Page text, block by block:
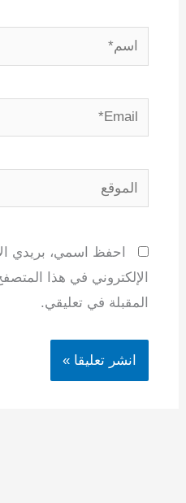
اسم*
Email*
الموقع
احفظ اسمي، بريدي
الإلكتروني في هذا
المقبلة في تعليقي.